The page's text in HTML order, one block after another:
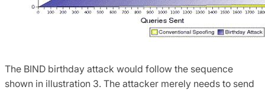
The BIND birthday attack would follow the sequence
shown in illustration 3. The attacker merely needs to send